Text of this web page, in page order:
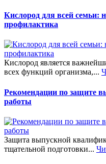
Кислород для всей семьи:
профилактика
Кислород является
всех функций организма,...
Рекомендации по защите
работы
Защита выпускной
тщательной подготовки...